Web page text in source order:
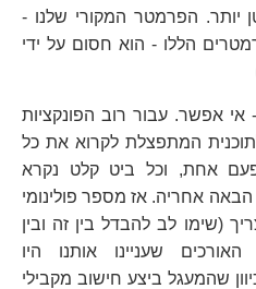
יותר. הפרמטר המקורי שלנו -
הללו - הוא חסום על ידי
אפשר. עבור רוב הפונקציות
המתפצלת לקרוא את כל
אחת, וכל ביט קלט נקרא
אחריה. אז מספר פולינומי
(שימו לב להבדל בין זה ובין
שעניינו אותנו היו
שהמעגל ביצע חישוב מקבילי